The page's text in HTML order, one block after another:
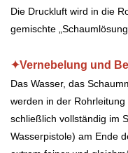
Die Druckluft wird in die
gemischte
✦Vernebelung und
Das Wasser, das
werden in der
schließlich vollständig im
Wasserpistole) am Ende